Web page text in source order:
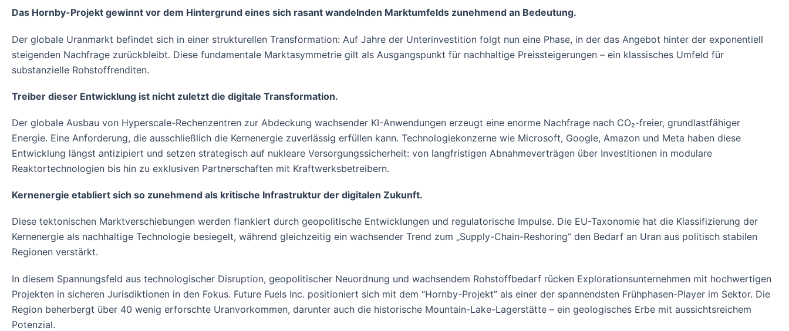
Das Hornby-Projekt gewinnt vor dem Hintergrund eines sich rasant wandelnden Marktumfelds zunehmend an Bedeutung.
Der globale Uranmarkt befindet sich in einer strukturellen Transformation: Auf Jahre der Unterinvestition folgt nun eine Phase, in der das Angebot hinter der exponentiell
steigenden Nachfrage zurückbleibt. Diese fundamentale Marktasymmetrie gilt als Ausgangspunkt für nachhaltige Preissteigerungen – ein klassisches Umfeld für
substanzielle Rohstoffrenditen.
Treiber dieser Entwicklung ist nicht zuletzt die digitale Transformation.
Der globale Ausbau von Hyperscale-Rechenzentren zur Abdeckung wachsender KI-Anwendungen erzeugt eine enorme Nachfrage nach CO₂-freier, grundlastfähiger
Energie. Eine Anforderung, die ausschließlich die Kernenergie zuverlässig erfüllen kann. Technologiekonzerne wie Microsoft, Google, Amazon und Meta haben diese
Entwicklung längst antizipiert und setzen strategisch auf nukleare Versorgungssicherheit: von langfristigen Abnahmeverträgen über Investitionen in modulare
Reaktortechnologien bis hin zu exklusiven Partnerschaften mit Kraftwerksbetreibern.
Kernenergie etabliert sich so zunehmend als kritische Infrastruktur der digitalen Zukunft.
Diese tektonischen Marktverschiebungen werden flankiert durch geopolitische Entwicklungen und regulatorische Impulse. Die EU-Taxonomie hat die Klassifizierung der
Kernenergie als nachhaltige Technologie besiegelt, während gleichzeitig ein wachsender Trend zum „Supply-Chain-Reshoring“ den Bedarf an Uran aus politisch stabilen
Regionen verstärkt.
In diesem Spannungsfeld aus technologischer Disruption, geopolitischer Neuordnung und wachsendem Rohstoffbedarf rücken Explorationsunternehmen mit hochwertigen
Projekten in sicheren Jurisdiktionen in den Fokus. Future Fuels Inc. positioniert sich mit dem “Hornby-Projekt” als einer der spannendsten Frühphasen-Player im Sektor. Die
Region beherbergt über 40 wenig erforschte Uranvorkommen, darunter auch die historische Mountain-Lake-Lagerstätte – ein geologisches Erbe mit aussichtsreichem
Potenzial.